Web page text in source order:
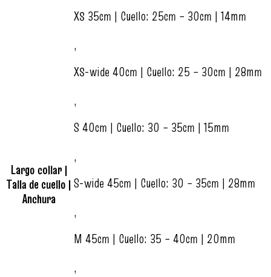
Largo collar |
Talla de cuello |
Anchura
XS 35cm | Cuello: 25cm – 30cm | 14mm
,
XS-wide 40cm | Cuello: 25 – 30cm | 28mm
,
S 40cm | Cuello: 30 – 35cm | 15mm
,
S-wide 45cm | Cuello: 30 – 35cm | 28mm
,
M 45cm | Cuello: 35 – 40cm | 20mm
,